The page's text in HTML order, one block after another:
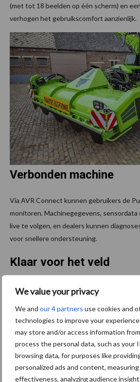
We value your privacy
We and our 4 partners use cookies and
technologies to improve your
may store and/or access information
process the personal data, such as your
browsing data, for purposes like
personalized ads and content,
effectiveness, analyzing audience
(met tot 18 beelden op één scherm) en
verhogen het gebruikscomfort aanzienlijk.
Verbonden machine
Via AVR Connect kunnen gebruikers de
monitoren. Machinegegevens, sensordata
live te volgen, en dealers kunnen
voor snellere ondersteuning.
Klaar voor het veld
De prototypes zijn in 2025 uitvoerig
officiële première van de vijfde generatie
op Agritechnica, van 9 tot 15 november
Bron en beeld:AVR
Meer artikelen over